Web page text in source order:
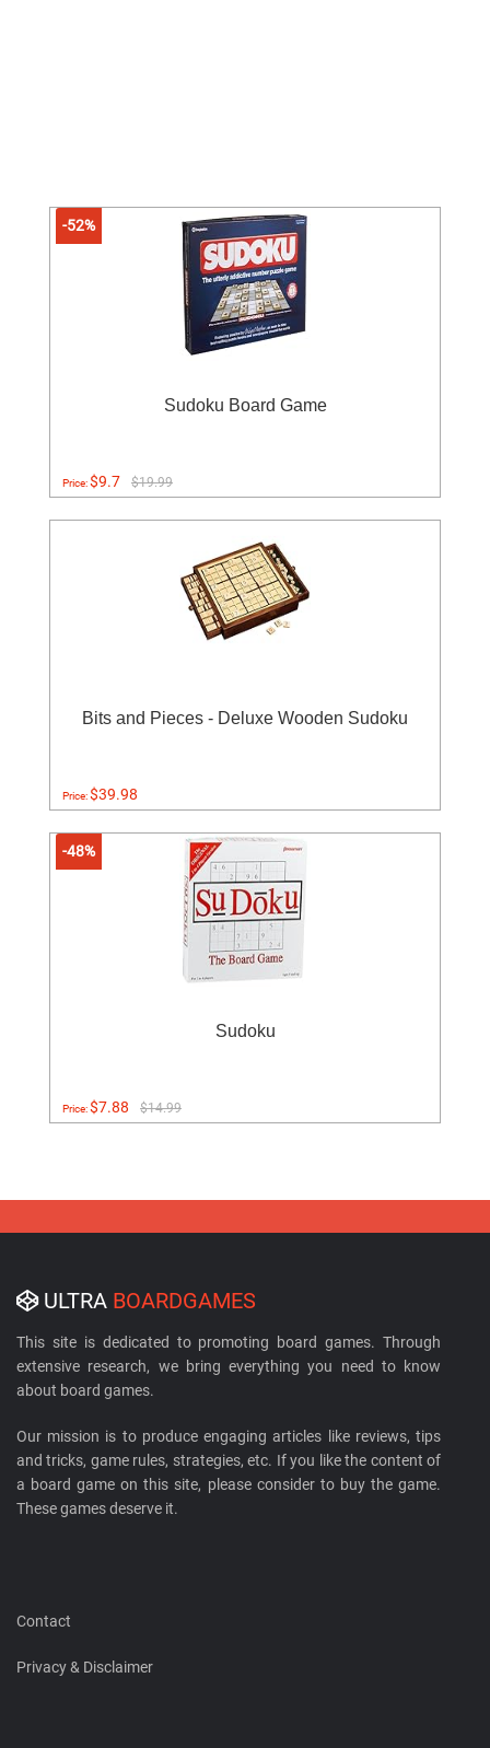
-52%
Sudoku Board Game
Price:$9.7 $19.99
Bits and Pieces - Deluxe Wooden Sudoku
Price:$39.98
-48%
Sudoku
Price:$7.88 $14.99
ULTRA BOARDGAMES
This site is dedicated to promoting board games. Through
extensive research, we bring everything you need to know
about board games.
Our mission is to produce engaging articles like reviews, tips
and tricks, game rules, strategies, etc. If you like the content of
a board game on this site, please consider to buy the game.
These games deserve it.
Contact
Privacy & Disclaimer